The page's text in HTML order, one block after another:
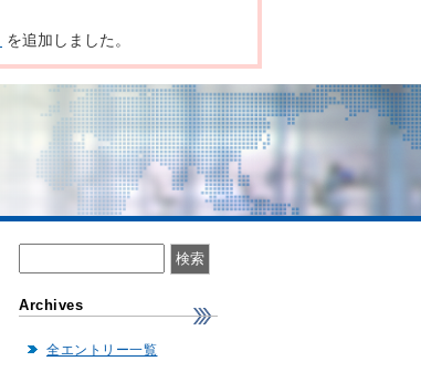
を追加しました。
Archives
全エントリー一覧